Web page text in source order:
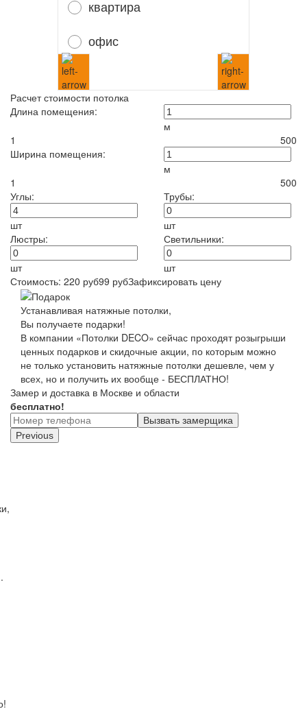
квартира
офис
Расчет стоимости потолка
Длина помещения:
м
1
500
Ширина помещения:
м
1
500
Углы:
шт
Трубы:
шт
Люстры:
шт
Светильники:
шт
Стоимость: 220 руб99 рубЗафиксировать цену
Устанавливая натяжные потолки,
Вы получаете подарки!
В компании «Потолки DECO» сейчас проходят розыгрыши
ценных подарков и скидочные акции, по которым можно
не только установить натяжные потолки дешевле, чем у
всех, но и получить их вообще - БЕСПЛАТНО!
Замер и доставка в Москве и области
бесплатно!
Вызвать замерщика
Previous